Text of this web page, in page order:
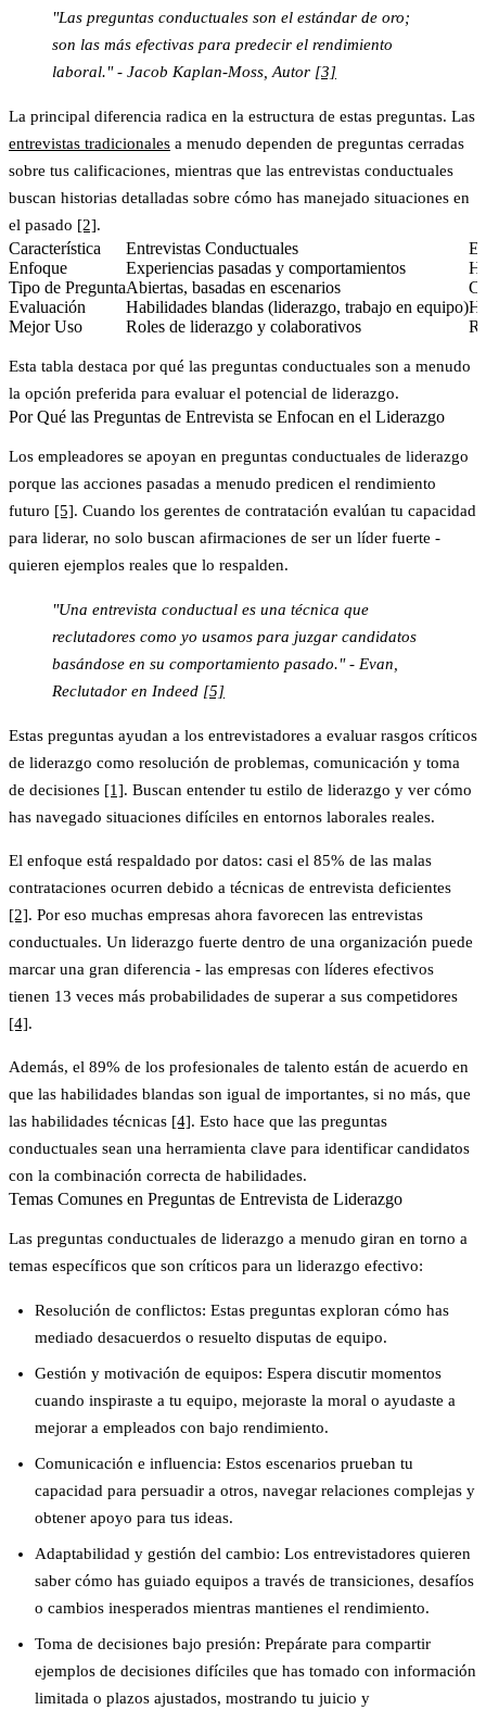
"Las preguntas conductuales son el estándar de oro;
son las más efectivas para predecir el rendimiento
laboral." - Jacob Kaplan-Moss, Autor [3]
La principal diferencia radica en la estructura de estas preguntas. Las
entrevistas tradicionales a menudo dependen de preguntas cerradas
sobre tus calificaciones, mientras que las entrevistas conductuales
buscan historias detalladas sobre cómo has manejado situaciones en
el pasado [2].
Característica Entrevistas Conductuales
Enfoque
Experiencias pasadas y comportamientos
Tipo de PreguntaAbiertas, basadas en escenarios
Evaluación
Habilidades blandas (liderazgo, trabajo en equipo)
Mejor Uso
Roles de liderazgo y colaborativos
Esta tabla destaca por qué las preguntas conductuales son a menudo
la opción preferida para evaluar el potencial de liderazgo.
Por Qué las Preguntas de Entrevista se Enfocan en el Liderazgo
Los empleadores se apoyan en preguntas conductuales de liderazgo
porque las acciones pasadas a menudo predicen el rendimiento
futuro [5]. Cuando los gerentes de contratación evalúan tu capacidad
para liderar, no solo buscan afirmaciones de ser un líder fuerte -
quieren ejemplos reales que lo respalden.
"Una entrevista conductual es una técnica que
reclutadores como yo usamos para juzgar candidatos
basándose en su comportamiento pasado." - Evan,
Reclutador en Indeed [5]
Estas preguntas ayudan a los entrevistadores a evaluar rasgos críticos
de liderazgo como resolución de problemas, comunicación y toma
de decisiones [1]. Buscan entender tu estilo de liderazgo y ver cómo
has navegado situaciones difíciles en entornos laborales reales.
El enfoque está respaldado por datos: casi el 85% de las malas
contrataciones ocurren debido a técnicas de entrevista deficientes
[2]. Por eso muchas empresas ahora favorecen las entrevistas
conductuales. Un liderazgo fuerte dentro de una organización puede
marcar una gran diferencia - las empresas con líderes efectivos
tienen 13 veces más probabilidades de superar a sus competidores
[4].
Además, el 89% de los profesionales de talento están de acuerdo en
que las habilidades blandas son igual de importantes, si no más, que
las habilidades técnicas [4]. Esto hace que las preguntas
conductuales sean una herramienta clave para identificar candidatos
con la combinación correcta de habilidades.
Temas Comunes en Preguntas de Entrevista de Liderazgo
Las preguntas conductuales de liderazgo a menudo giran en torno a
temas específicos que son críticos para un liderazgo efectivo:
Resolución de conflictos: Estas preguntas exploran cómo has
mediado desacuerdos o resuelto disputas de equipo.
Gestión y motivación de equipos: Espera discutir momentos
cuando inspiraste a tu equipo, mejoraste la moral o ayudaste a
mejorar a empleados con bajo rendimiento.
Comunicación e influencia: Estos escenarios prueban tu
capacidad para persuadir a otros, navegar relaciones complejas y
obtener apoyo para tus ideas.
Adaptabilidad y gestión del cambio: Los entrevistadores quieren
saber cómo has guiado equipos a través de transiciones, desafíos
o cambios inesperados mientras mantienes el rendimiento.
Toma de decisiones bajo presión: Prepárate para compartir
ejemplos de decisiones difíciles que has tomado con información
limitada o plazos ajustados, mostrando tu juicio y